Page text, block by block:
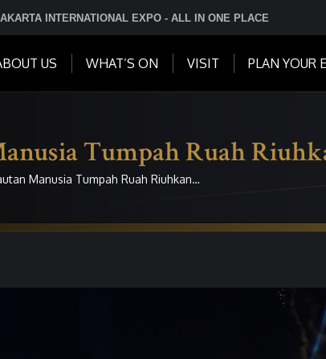
INTERNATIONAL EXPO - ALL IN ONE PLACE
US WHAT’S ON VISIT PLAN YOUR
Tumpah Ruah
Manusia Tumpah Ruah Riuhkan…